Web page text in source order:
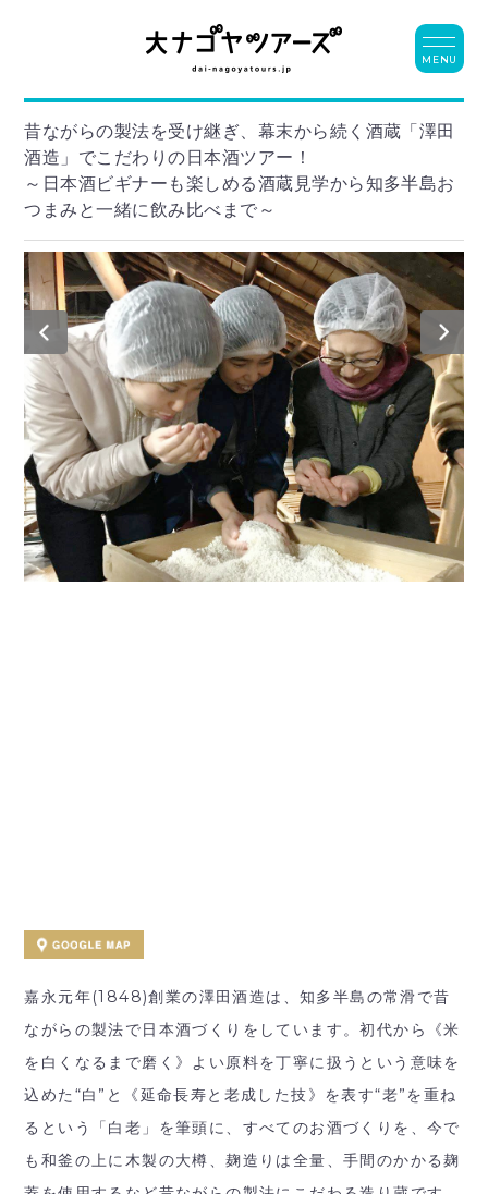
昔ながらの製法を受け継ぎ、幕末から続く酒蔵「澤田
酒造」でこだわりの日本酒ツアー！
～日本酒ビギナーも楽しめる酒蔵見学から知多半島お
つまみと一緒に飲み比べまで～
嘉永元年(1848)創業の澤田酒造は、知多半島の常滑で昔
ながらの製法で日本酒づくりをしています。初代から《米
を白くなるまで磨く》よい原料を丁寧に扱うという意味を
込めた“白”と《延命長寿と老成した技》を表す“老”を重ね
るという「白老」を筆頭に、すべてのお酒づくりを、今で
も和釜の上に木製の大樽、麹造りは全量、手間のかかる麹
MENU